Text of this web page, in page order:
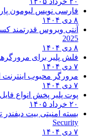
فارسی نویس لیومون پارسی
آنتی ویروس قدرتمند کسپرسکی
فلش پلیر برای مرورگرهای
مرورگر محبوب اینترنت
پوت پلیر پخش انواع فایل
بسته امنیتی بیت دیفندر توتال
Security